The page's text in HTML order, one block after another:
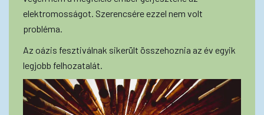
elektromosságot. Szerencsére ezzel nem volt
probléma.
Az oázis fesztiválnak sikerült összehoznia az év egyik
legjobb felhozatalát.